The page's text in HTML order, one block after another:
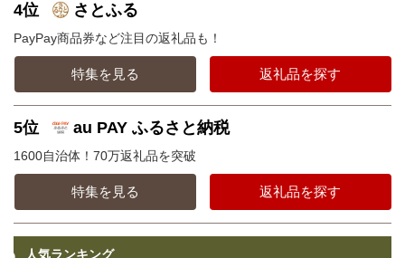
4位 さとふる
PayPay商品券など注目の返礼品も！
特集を見る 返礼品を探す
5位 au PAY ふるさと納税
1600自治体！70万返礼品を突破
特集を見る 返礼品を探す
人気ランキング